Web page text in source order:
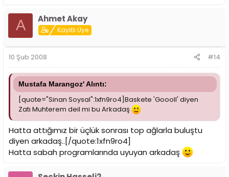
A Ahmet Akay
Kayıtlı Üye
10 Şub 2008 #14
Mustafa Marangoz' Alıntı:
[quote="Sinan Soysal":1xfn9ro4]Baskete 'Goooll' diyen
Zatı Muhterem deil mi bu Arkadaş
Hatta attığımız bir üçlük sonrası top ağlarla buluştu
diyen arkadaş..[/quote:1xfn9ro4]
Hatta sabah programlarında uyuyan arkadaş